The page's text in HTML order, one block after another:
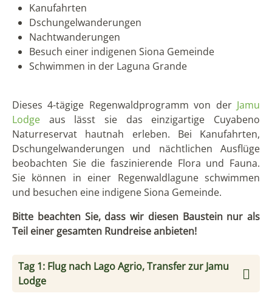
Kanufahrten
Dschungelwanderungen
Nachtwanderungen
Besuch einer indigenen Siona Gemeinde
Schwimmen in der Laguna Grande
Dieses 4-tägige Regenwaldprogramm von der Jamu
Lodge aus lässt sie das einzigartige Cuyabeno
Naturreservat hautnah erleben. Bei Kanufahrten,
Dschungelwanderungen und nächtlichen Ausflüge
beobachten Sie die faszinierende Flora und Fauna.
Sie können in einer Regenwaldlagune schwimmen
und besuchen eine indigene Siona Gemeinde.
Bitte beachten Sie, dass wir diesen Baustein nur als
Teil einer gesamten Rundreise anbieten!
Tag 1: Flug nach Lago Agrio, Transfer zur Jamu
Lodge